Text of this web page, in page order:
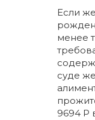
Если
менее
суде
9694 Р